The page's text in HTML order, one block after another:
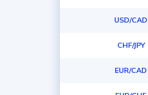
USD/CAD
CHF/JPY
EUR/CAD